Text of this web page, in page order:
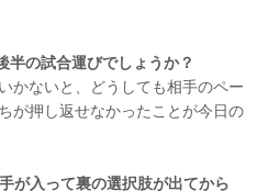
半の試合運びでしょうか？
かないと、どうしても相手のペー
が押し返せなかったことが今日の
が入って裏の選択肢が出てから